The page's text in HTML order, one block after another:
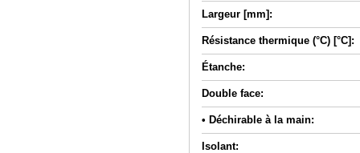
Largeur [mm]:
Résistance thermique (°C) [°C]:
Étanche:
Double face:
• Déchirable à la main:
Isolant: